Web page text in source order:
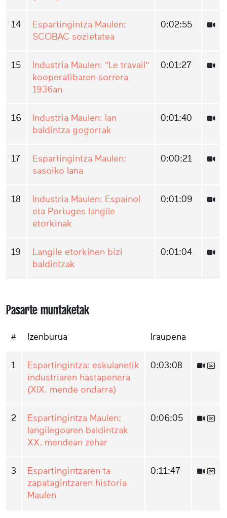
14
Espartingintza Maulen:
SCOBAC sozietatea
0:02:55
15
Industria Maulen: "Le travail"
kooperatibaren sorrera
1936an
0:01:27
16
Industria Maulen: lan
baldintza gogorrak
0:01:40
17
Espartingintza Maulen:
sasoiko lana
0:00:21
18
Industria Maulen: Espainol
eta Portuges langile
etorkinak
0:01:09
19
Langile etorkinen bizi
baldintzak
0:01:04
Pasarte muntaketak
# Izenburua Iraupena
1
Espartingintza: eskulanetik
industriaren hastapenera
(XIX. mende ondarra)
0:03:08
2
Espartingintza Maulen:
langilegoaren baldintzak
XX. mendean zehar
0:06:05
3
Espartingintzaren ta
zapatagintzaren historia
Maulen
0:11:47